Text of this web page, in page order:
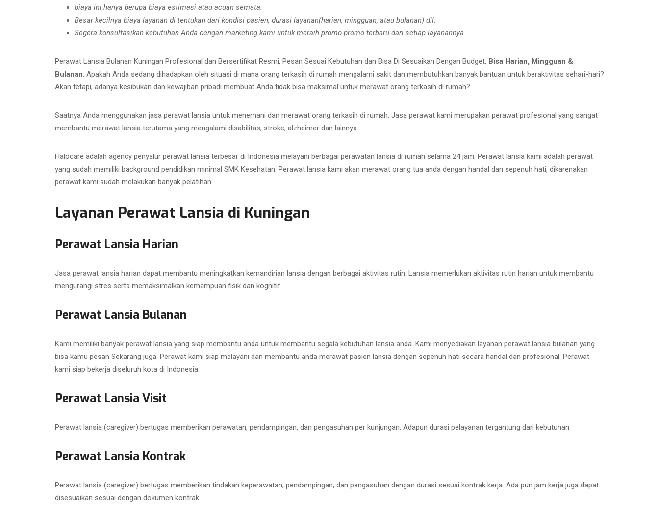
biaya ini hanya berupa biaya estimasi atau acuan semata.
Besar kecilnya biaya layanan di tentukan dari kondisi pasien, durasi layanan(harian, mingguan, atau bulanan) dll.
Segera konsultasikan kebutuhan Anda dengan marketing kami untuk meraih promo-promo terbaru dari setiap layanannya
Perawat Lansia Bulanan Kuningan Profesional dan Bersertifikat Resmi, Pesan Sesuai Kebutuhan dan Bisa Di Sesuaikan Dengan Budget, Bisa Harian, Mingguan &
Bulanan. Apakah Anda sedang dihadapkan oleh situasi di mana orang terkasih di rumah mengalami sakit dan membutuhkan banyak bantuan untuk beraktivitas sehari-hari?
Akan tetapi, adanya kesibukan dan kewajiban pribadi membuat Anda tidak bisa maksimal untuk merawat orang terkasih di rumah?
Saatnya Anda menggunakan jasa perawat lansia untuk menemani dan merawat orang terkasih di rumah. Jasa perawat kami merupakan perawat profesional yang sangat
membantu merawat lansia terutama yang mengalami disabilitas, stroke, alzheimer dan lainnya.
Halocare adalah agency penyalur perawat lansia terbesar di Indonesia melayani berbagai perawatan lansia di rumah selama 24 jam. Perawat lansia kami adalah perawat
yang sudah memiliki background pendidikan minimal SMK Kesehatan. Perawat lansia kami akan merawat orang tua anda dengan handal dan sepenuh hati, dikarenakan
perawat kami sudah melakukan banyak pelatihan.
Layanan Perawat Lansia di Kuningan
Perawat Lansia Harian
Jasa perawat lansia harian dapat membantu meningkatkan kemandirian lansia dengan berbagai aktivitas rutin. Lansia memerlukan aktivitas rutin harian untuk membantu
mengurangi stres serta memaksimalkan kemampuan fisik dan kognitif.
Perawat Lansia Bulanan
Kami memiliki banyak perawat lansia yang siap membantu anda untuk membantu segala kebutuhan lansia anda. Kami menyediakan layanan perawat lansia bulanan yang
bisa kamu pesan Sekarang juga. Perawat kami siap melayani dan membantu anda merawat pasien lansia dengan sepenuh hati secara handal dan profesional. Perawat
kami siap bekerja diseluruh kota di Indonesia.
Perawat Lansia Visit
Perawat lansia (caregiver) bertugas memberikan perawatan, pendampingan, dan pengasuhan per kunjungan. Adapun durasi pelayanan tergantung dari kebutuhan.
Perawat Lansia Kontrak
Perawat lansia (caregiver) bertugas memberikan tindakan keperawatan, pendampingan, dan pengasuhan dengan durasi sesuai kontrak kerja. Ada pun jam kerja juga dapat
disesuaikan sesuai dengan dokumen kontrak.